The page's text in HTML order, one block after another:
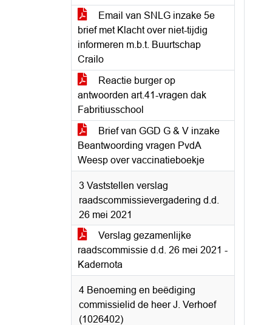
Email van SNLG inzake 5e
brief met Klacht over niet-tijdig
informeren m.b.t. Buurtschap
Crailo
Reactie burger op
antwoorden art.41-vragen dak
Fabritiusschool
Brief van GGD G & V inzake
Beantwoording vragen PvdA
Weesp over vaccinatieboekje
3 Vaststellen verslag
raadscommissievergadering d.d.
26 mei 2021
Verslag gezamenlijke
raadscommissie d.d. 26 mei 2021 -
Kadernota
4 Benoeming en beëdiging
commissielid de heer J. Verhoef
(1026402)